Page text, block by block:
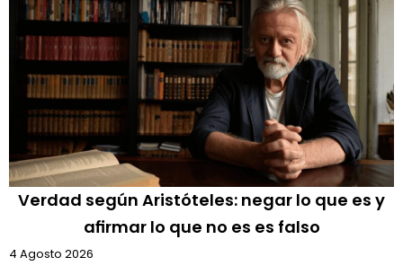
Verdad según Aristóteles: negar lo que es y
afirmar lo que no es es falso
4 Agosto 2026